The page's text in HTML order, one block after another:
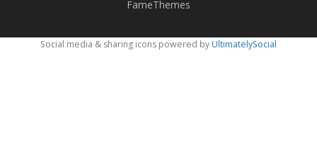
FameThemes
Social media & sharing icons powered byUltimatelySocial